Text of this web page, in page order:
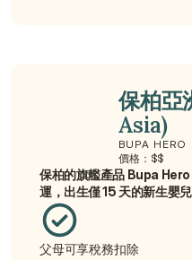
保柏亞
Asia)
BUPA HERO
價格：$$
保柏的旗艦產品 Bupa
運，出生僅 15 天的新生嬰兒
父母可享稅務扣除